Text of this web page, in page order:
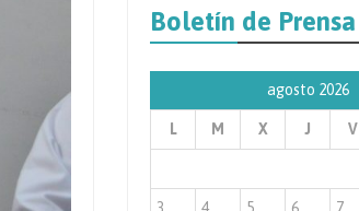
Prensa
Boletín de Prensa
agosto 2026
L M X J V